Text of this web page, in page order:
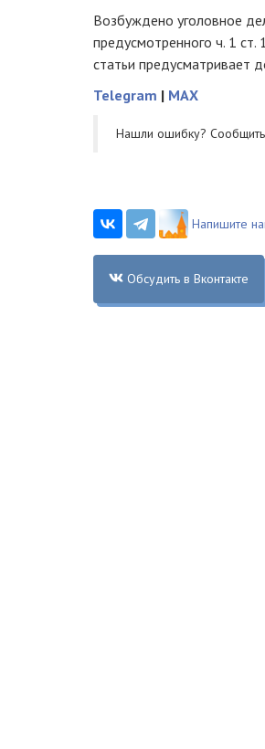
Возбуждено уголовное
предусмотренного ч. 1
статьи предусматривает
Telegram | MAX
Нашли ошибку?
Напишите
Обсудить в Вконтакте